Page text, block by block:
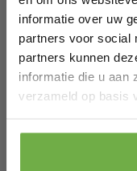
informatie over uw
partners voor social
partners kunnen
informatie die u aan
verzameld op basis
Laat ons